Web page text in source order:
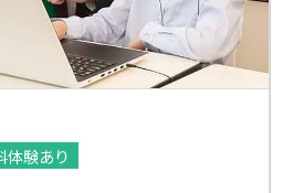
体験あり